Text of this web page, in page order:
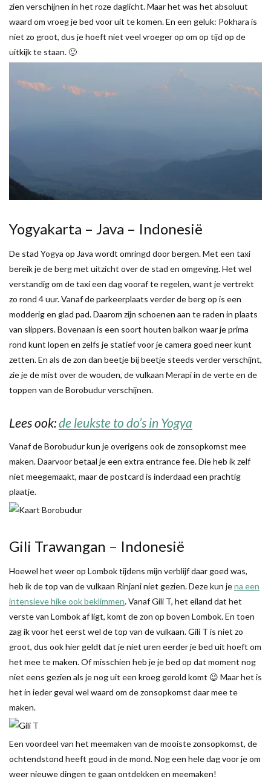
zien verschijnen in het roze daglicht. Maar het was het absoluut
waard om vroeg je bed voor uit te komen. En een geluk: Pokhara is
niet zo groot, dus je hoeft niet veel vroeger op om op tijd op de
uitkijk te staan. 🙂
Yogyakarta – Java – Indonesië
De stad Yogya op Java wordt omringd door bergen. Met een taxi
bereik je de berg met uitzicht over de stad en omgeving. Het wel
verstandig om de taxi een dag vooraf te regelen, want je vertrekt
zo rond 4 uur. Vanaf de parkeerplaats verder de berg op is een
modderig en glad pad. Daarom zijn schoenen aan te raden in plaats
van slippers. Bovenaan is een soort houten balkon waar je prima
rond kunt lopen en zelfs je statief voor je camera goed neer kunt
zetten. En als de zon dan beetje bij beetje steeds verder verschijnt,
zie je de mist over de wouden, de vulkaan Merapi in de verte en de
toppen van de Borobudur verschijnen.
Lees ook:de leukste to do’s in Yogya
Vanaf de Borobudur kun je overigens ook de zonsopkomst mee
maken. Daarvoor betaal je een extra entrance fee. Die heb ik zelf
niet meegemaakt, maar de postcard is inderdaad een prachtig
plaatje.
Gili Trawangan – Indonesië
Hoewel het weer op Lombok tijdens mijn verblijf daar goed was,
heb ik de top van de vulkaan Rinjani niet gezien. Deze kun jena een
intensieve hike ook beklimmen. Vanaf Gili T, het eiland dat het
verste van Lombok af ligt, komt de zon op boven Lombok. En toen
zag ik voor het eerst wel de top van de vulkaan. Gili T is niet zo
groot, dus ook hier geldt dat je niet uren eerder je bed uit hoeft om
het mee te maken. Of misschien heb je je bed op dat moment nog
niet eens gezien als je nog uit een kroeg gerold komt 😉 Maar het is
het in ieder geval wel waard om de zonsopkomst daar mee te
maken.
Een voordeel van het meemaken van de mooiste zonsopkomst, de
ochtendstond heeft goud in de mond. Nog een hele dag voor je om
weer nieuwe dingen te gaan ontdekken en meemaken!